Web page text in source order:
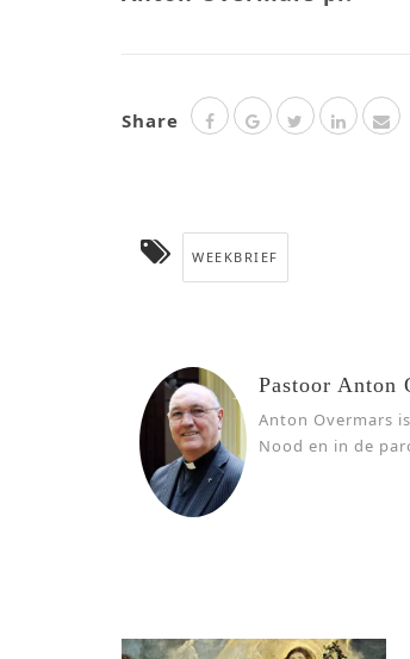
Share
WEEKBRIEF
Pastoor Anton
Anton Overmars
Nood en in de